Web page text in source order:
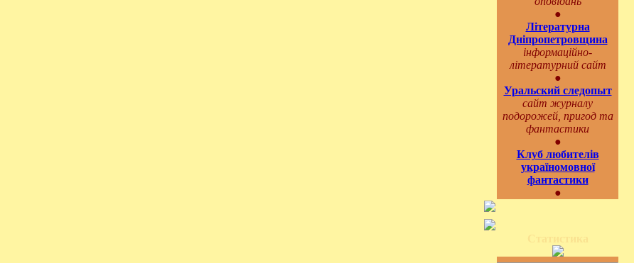
●
Літературна
Дніпропетровщина
інформаційно-
літературний сайт
●
Уральский следопыт
сайт журналу
подорожей, пригод та
фантастики
●
Клуб любителів
україномовної
фантастики
●